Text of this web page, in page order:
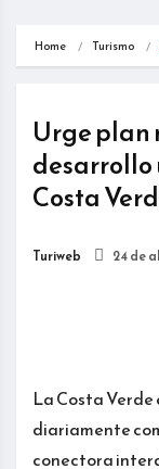
Home Turismo
Urge
desarrollo
Costa
Turiweb 24 de
La Costa
diariamente
conectora